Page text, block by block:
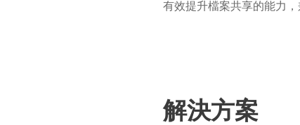
有效提升檔案共享的能力，
解決方案